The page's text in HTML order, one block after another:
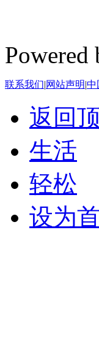
Powered
联系我们|网站声明|中
返回
生活
轻松
设为